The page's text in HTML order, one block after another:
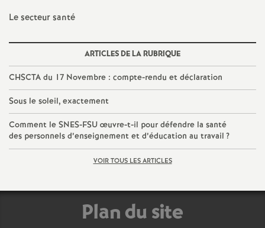
l
d
e
s
E
n
Le secteur santé
ARTICLES DE LA RUBRIQUE
CHSCTA du 17 Novembre : compte-rendu et déclaration
Sous le soleil, exactement
Comment le SNES-FSU œuvre-t-il pour défendre la santé
des personnels d’enseignement et d’éducation au travail ?
VOIR TOUS LES ARTICLES
Plan du site